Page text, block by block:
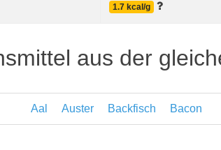
1.7 kcal/g
aus der
Aal Auster Backfisch Bacon